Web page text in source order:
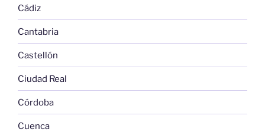
Cádiz
Cantabria
Castellón
Ciudad Real
Córdoba
Cuenca